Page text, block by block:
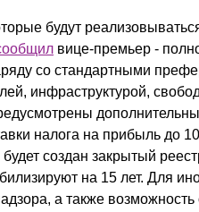
будут
вице-премьер -
со стандартными
инфраструктурой,
налога на прибыль до
создан закрытый
на 15 лет. Для
а также